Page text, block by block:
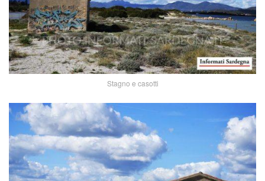
Stagno e casotti